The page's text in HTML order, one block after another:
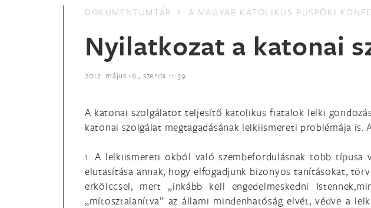
DOKUMENTUMTÁR A MAGYAR KATOLIKUS PÜSPÖKI
Nyilatkozat a katonai
2012. május 16., szerda 11:39
A katonai szolgálatot teljesítő katolikus fiatalok lelki
katonai szolgálat megtagadásának lelkiismereti problémája
1. A lelkiismereti okból való szembefordulásnak több típusa
elutasítása annak, hogy elfogadjunk bizonyos tanításokat,
erkölccsel, mert „inkább kell engedelmeskedni
„mítosztalanítva” az állami mindenhatóság elvét, védve a